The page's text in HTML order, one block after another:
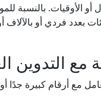
أو الأوقيات. بالنسبة
بعدد فردي أو بالآلاف أو
مع التدوين